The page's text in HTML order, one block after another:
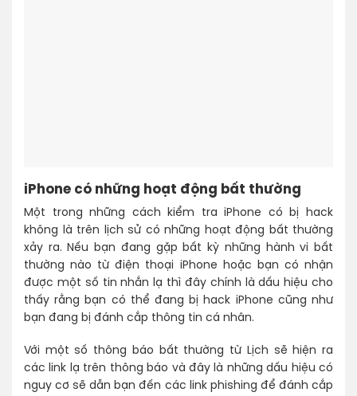
iPhone có những hoạt động bất thường
Một trong những cách kiểm tra iPhone có bị hack
không là trên lịch sử có những hoạt động bất thường
xảy ra. Nếu bạn đang gặp bất kỳ những hành vi bất
thường nào từ điện thoại iPhone hoặc bạn có nhận
được một số tin nhắn lạ thì đây chính là dấu hiệu cho
thấy rằng bạn có thể đang bị hack iPhone cũng như
bạn đang bị đánh cắp thông tin cá nhân.
Với một số thông báo bất thường từ Lịch sẽ hiện ra
các link lạ trên thông báo và đây là những dấu hiệu có
nguy cơ sẽ dẫn bạn đến các link phishing để đánh cắp